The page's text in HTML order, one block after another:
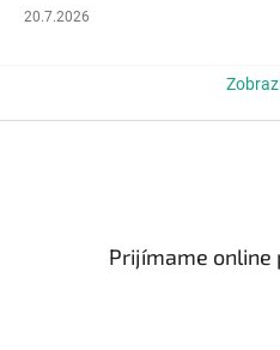
Hodnotenie obchodu je 5 z 5
20.7.2026
Prijímame online